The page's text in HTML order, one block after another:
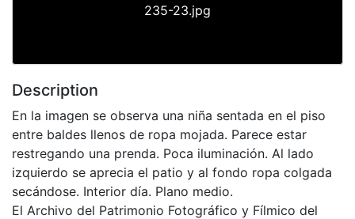
235-23.jpg
Description
En la imagen se observa una niña sentada en el piso
entre baldes llenos de ropa mojada. Parece estar
restregando una prenda. Poca iluminación. Al lado
izquierdo se aprecia el patio y al fondo ropa colgada
secándose. Interior día. Plano medio.
El Archivo del Patrimonio Fotográfico y Fílmico del